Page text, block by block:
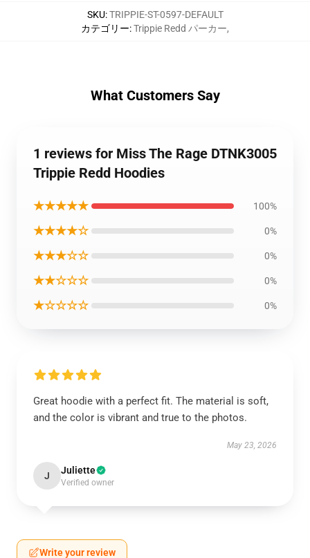
SKU:TRIPPIE-ST-0597-DEFAULT
カテゴリー:Trippie Redd パーカー,
What Customers Say
1 reviews for Miss The Rage DTNK3005
Trippie Redd Hoodies
★★★★★ 100%
★★★★☆ 0%
★★★☆☆ 0%
★★☆☆☆ 0%
★☆☆☆☆ 0%
Great hoodie with a perfect fit. The material is soft,
and the color is vibrant and true to the photos.
May 23, 2026
J Juliette
Verified owner
Write your review